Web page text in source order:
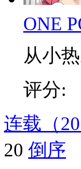
ONE
从小
评分:
连载 （20
20 倒序